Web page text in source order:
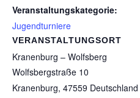
Veranstaltungskategorie:
Jugendturniere
VERANSTALTUNGSORT
Kranenburg – Wolfsberg
Wolfsbergstraße 10
Kranenburg, 47559 Deutschland